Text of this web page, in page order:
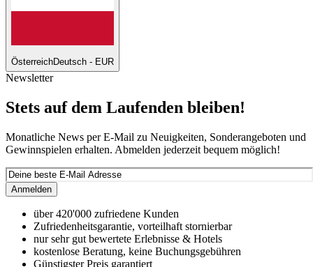
ÖsterreichDeutsch - EUR
Newsletter
Stets auf dem Laufenden bleiben!
Monatliche News per E-Mail zu Neuigkeiten, Sonderangeboten und
Gewinnspielen erhalten. Abmelden jederzeit bequem möglich!
Anmelden
über 420'000 zufriedene Kunden
Zufriedenheitsgarantie, vorteilhaft stornierbar
nur sehr gut bewertete Erlebnisse & Hotels
kostenlose Beratung, keine Buchungsgebühren
Günstigster Preis garantiert